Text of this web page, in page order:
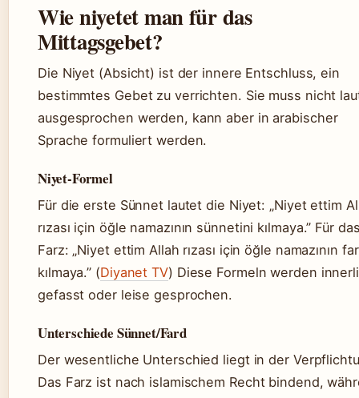
Wie niyetet man für das
Mittagsgebet?
Die Niyet (Absicht) ist der innere Entschluss, ein
bestimmtes Gebet zu verrichten. Sie muss nicht
ausgesprochen werden, kann aber in arabischer
Sprache formuliert werden.
Niyet-Formel
Für die erste Sünnet lautet die Niyet: „Niyet ettim
rızası için öğle namazının sünnetini kılmaya.” Für
Farz: „Niyet ettim Allah rızası için öğle namazının
kılmaya.” (Diyanet TV) Diese Formeln werden
gefasst oder leise gesprochen.
Unterschiede Sünnet/Fard
Der wesentliche Unterschied liegt in der
Das Farz ist nach islamischem Recht bindend,